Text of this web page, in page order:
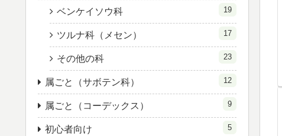
ベンケイソウ科 19
ツルナ科（メセン） 17
その他の科 23
属ごと（サボテン科） 12
属ごと（コーデックス） 9
初心者向け 5